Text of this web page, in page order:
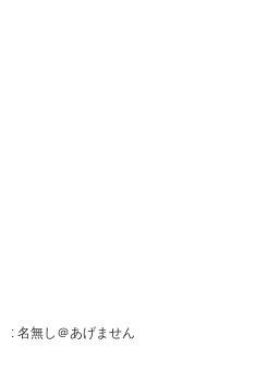
: 名無し＠あげません